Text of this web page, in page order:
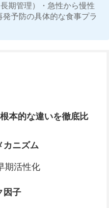
期管理）・急性から慢性
予防の具体的な食事プラ
本的な違いを徹底比
カニズム
期活性化
因子